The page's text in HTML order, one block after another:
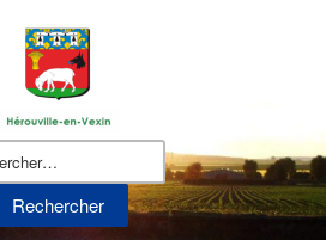
Rechercher :